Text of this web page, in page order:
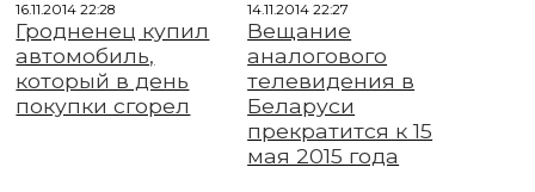
16.11.2014 22:28
Гродненец купил
автомобиль,
который в день
покупки сгорел
14.11.2014 22:27
Вещание
аналогового
телевидения в
Беларуси
прекратится к 15
мая 2015 года